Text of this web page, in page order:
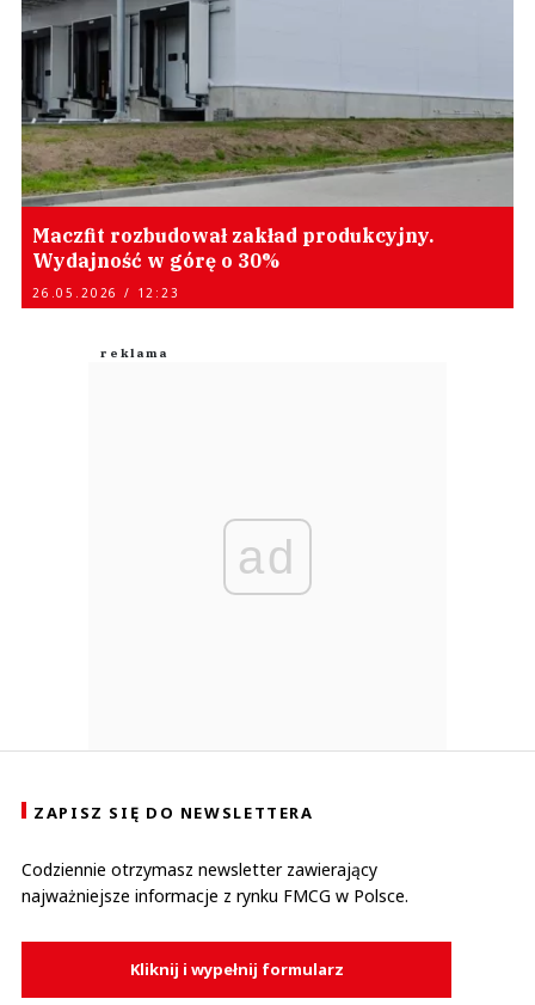
Maczfit rozbudował zakład produkcyjny.
Wydajność w górę o 30%
26.05.2026 / 12:23
ad
ZAPISZ SIĘ DO NEWSLETTERA
Codziennie otrzymasz newsletter zawierający
najważniejsze informacje z rynku FMCG w Polsce.
Kliknij i wypełnij formularz